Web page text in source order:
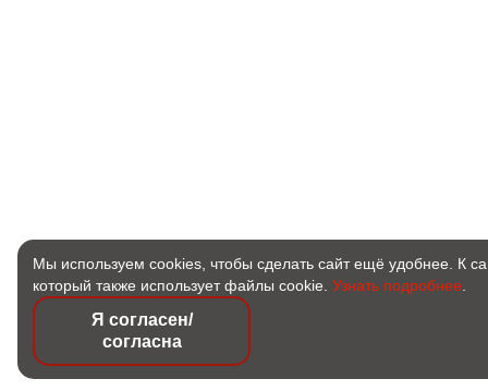
Мы используем cookies, чтобы сделать сайт ещё удобнее. К
который также использует файлы cookie. Узнать подробнее
Я согласен/
согласна